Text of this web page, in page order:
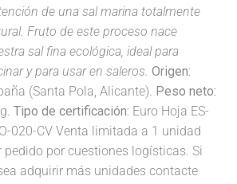
de una sal marina totalmente
Fruto de este proceso nace
sal fina ecológica, ideal para
y para usar en saleros. Origen:
(Santa Pola, Alicante). Peso neto:
Tipo de certificación: Euro Hoja ES-
020-CV Venta limitada a 1 unidad
pedido por cuestiones logísticas. Si
adquirir más unidades contacte